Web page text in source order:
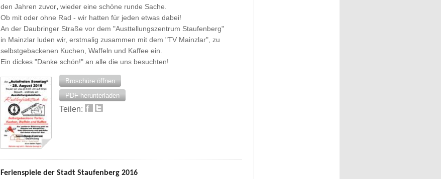
den Jahren zuvor, wieder eine schöne runde Sache.
Ob mit oder ohne Rad - wir hatten für jeden etwas dabei!
An der Daubringer Straße vor dem "Austtellungszentrum Staufenberg"
in Mainzlar luden wir, erstmalig zusammen mit dem "TV Mainzlar", zu
selbstgebackenen Kuchen, Waffeln und Kaffee ein.
Ein dickes "Danke schön!" an alle die uns besuchten!
Broschüre öffnen
PDF herunterladen
Teilen:
Ferienspiele der Stadt Staufenberg 2016